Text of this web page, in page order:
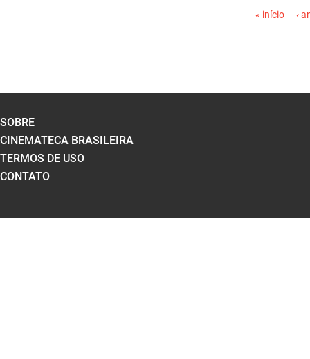
« início ‹
SOBRE
CINEMATECA BRASILEIRA
TERMOS DE USO
CONTATO